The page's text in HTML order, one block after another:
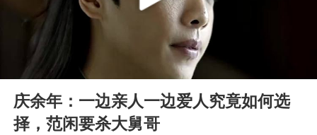
U17国足1分钟轰2球
中国养老床位“三连降”
法国下周开始禁止未经同意的电话营销
Play
00:00
庆余年：一边亲人一边爱人究竟如何选
择，范闲要杀大舅哥